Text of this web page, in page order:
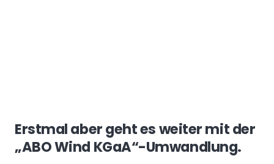
Erstmal aber geht es weiter mit der
„ABO Wind KGaA“-Umwandlung.